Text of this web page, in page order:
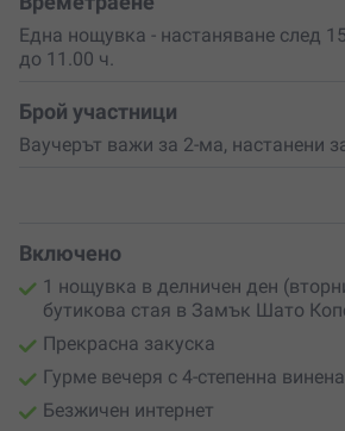
Една нощувка - настаняване след
до 11.00 ч.
Брой участници
Ваучерът важи за 2-ма, настанени
Включено
1 нощувка в делничен ден
бутикова стая в Замък Шато
Прекрасна закуска
Гурме вечеря с 4-степенна
Безжичен интернет